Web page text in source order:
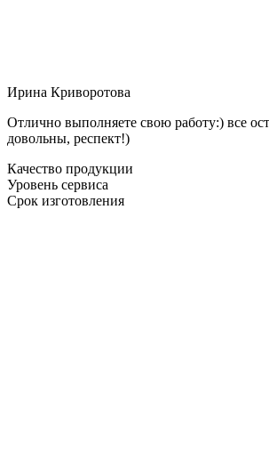
Ирина Криворотова
Отлично выполняете свою работу:) все
довольны, респект!)
Качество продукции
Уровень сервиса
Срок изготовления